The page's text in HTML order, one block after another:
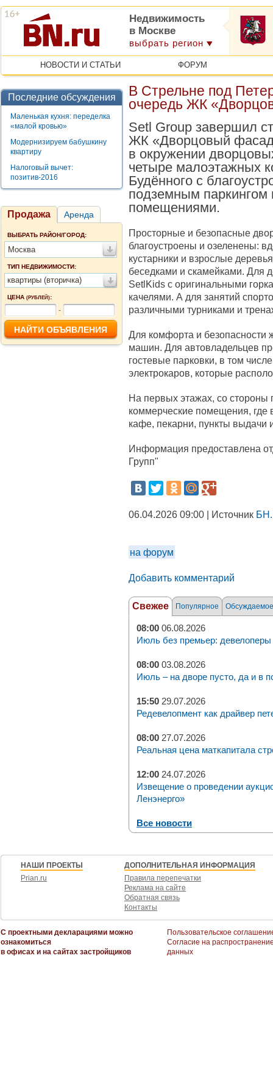
Недвижимость
в Москве
выбрать регион
НОВОСТИ И СТАТЬИ ФОРУМ
Последние обсуждения
Маленькая кухня: переделка
«малой кровью»
Модернизируем бабушкину
квартиру
Налоговый вычет:
позитив-2016
Продажа Аренда
ВЫБРАТЬ РАЙОН/ГОРОД:
Москва
ТИП НЕДВИЖИМОСТИ:
квартиры (вторичка)
ЦЕНА (РУБЛЕЙ):
-
В Стрельне под
очередь ЖК
Setl Group завершил
ЖК «Дворцовый
в окружении
четыре малоэтажных
Будённого с
подземным паркингом
помещениями.
Просторные и безопасные
благоустроены и озеленены:
кустарники и взрослые
беседками и скамейками. Для
SetlKids с оригинальными
качелями. А для занятий
различными турниками и
Для комфорта и безопасности
машин. Для автовладельцев
гостевые парковки, в том
электрокаров, которые
На первых этажах, со стороны
коммерческие помещения, где
кафе, пекарни, пункты выдачи
Информация предоставлена
Групп"
06.04.2026 09:00 | Источник
на форум
Добавить комментарий
Свежее Популярное Обсуждаемое
08:00 06.08.2026
Июль без премьер: девелоперы
08:00 03.08.2026
Июль – на дворе пусто, да и в
15:50 29.07.2026
Редевелопмент как драйвер
08:00 27.07.2026
Реальная цена маткапитала
12:00 24.07.2026
Извещение о проведении
Ленэнерго»
Все новости
НАШИ ПРОЕКТЫ
Prian.ru
ДОПОЛНИТЕЛЬНАЯ ИНФОРМАЦИЯ
Правила перепечатки
Реклама на сайте
Обратная связь
Контакты
С проектными декларациями можно
ознакомиться
в офисах и на сайтах застройщиков
Пользовательское
Согласие на
данных